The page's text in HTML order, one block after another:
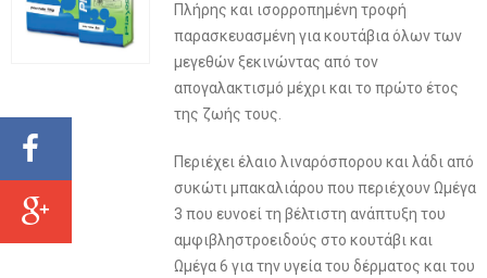
Πλήρης και ισορροπημένη τροφή
παρασκευασμένη για κουτάβια όλων των
μεγεθών ξεκινώντας από τον
απογαλακτισμό μέχρι και το πρώτο έτος
της ζωής τους.
Περιέχει έλαιο λιναρόσπορου και λάδι από
συκώτι μπακαλιάρου που περιέχουν Ωμέγα
3 που ευνοεί τη βέλτιστη ανάπτυξη του
αμφιβληστροειδούς στο κουτάβι και
Ωμέγα 6 για την υγεία του δέρματος και του